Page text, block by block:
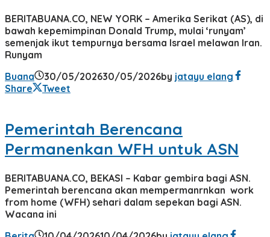
BERITABUANA.CO, NEW YORK – Amerika Serikat (AS), di
bawah kepemimpinan Donald Trump, mulai ‘runyam’
semenjak ikut tempurnya bersama Israel melawan Iran.
Runyam
Buana
30/05/202630/05/2026by jatayu elang
Share
Tweet
Pemerintah Berencana
Permanenkan WFH untuk ASN
BERITABUANA.CO, BEKASI – Kabar gembira bagi ASN.
Pemerintah berencana akan mempermanrnkan work
from home (WFH) sehari dalam sepekan bagi ASN.
Wacana ini